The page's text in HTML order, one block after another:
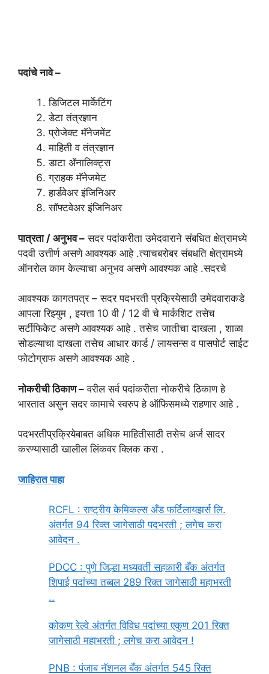
पदांचे नावे –
डिजिटल मार्केटिंग
डेटा तंत्रज्ञान
प्रोजेक्ट मॅनेजमेंट
माहिती व तंत्रज्ञान
डाटा ॲनालिक्ट्स
ग्राहक मॅनेजमेट
हार्डवेअर इंजिनिअर
सॉफ्टवेअर इंजिनिअर
पात्रता / अनुभव – सदर पदांकरीता उमेदवाराने संबधित क्षेत्रामध्ये
पदवी उत्तीर्ण असणे आवश्यक आहे .त्याचबरोबर संबधति क्षेत्रामध्ये
ऑनरोल काम केल्याचा अनुभव असणे आवश्यक आहे .सदरचे
आवश्यक कागतपत्र – सदर पदभरती प्रक्रियेसाठी उमेदवाराकडे
आपला रिझ्युम , इयत्ता 10 वी / 12 वी चे मार्कशिट तसेच
सर्टीफिकेट असणे आवश्यक आहे . तसेच जातीचा दाखला , शाळा
सोडल्याचा दाखला तसेच आधार कार्ड / लायसन्स व पासपोर्ट साईट
फोटोग्राफ असणे आवश्यक आहे .
नोकरीची ठिकाण – वरील सर्व पदांकरीता नोकरीचे ठिकाण हे
भारतात असुन सदर कामाचे स्वरुप हे ऑफिसमध्ये राहणार आहे .
पदभरतीप्रक्रियेबाबत अधिक माहितीसाठी तसेच अर्ज सादर
करण्यासाठी खालील लिंकवर क्लिक करा .
जाहिरात पाहा
RCFL : राष्ट्रीय केमिकल्स अँड फर्टिलायझर्स लि.
अंतर्गत 94 रिक्त जागेसाठी पदभरती ; लगेच करा
आवेदन .
PDCC : पुणे जिल्हा मध्यवर्ती सहकारी बँक अंतर्गत
शिपाई पदांच्या तब्बल 289 रिक्त जागेसाठी महाभरती
..
कोकण रेल्वे अंतर्गत विविध पदांच्या एकुण 201 रिक्त
जागेसाठी महाभरती ; लगेच करा आवेदन !
PNB : पंजाब नॅशनल बँक अंतर्गत 545 रिक्त